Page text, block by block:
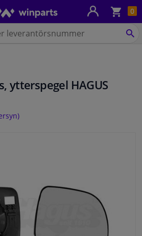
0
ytterspegel HAGUS